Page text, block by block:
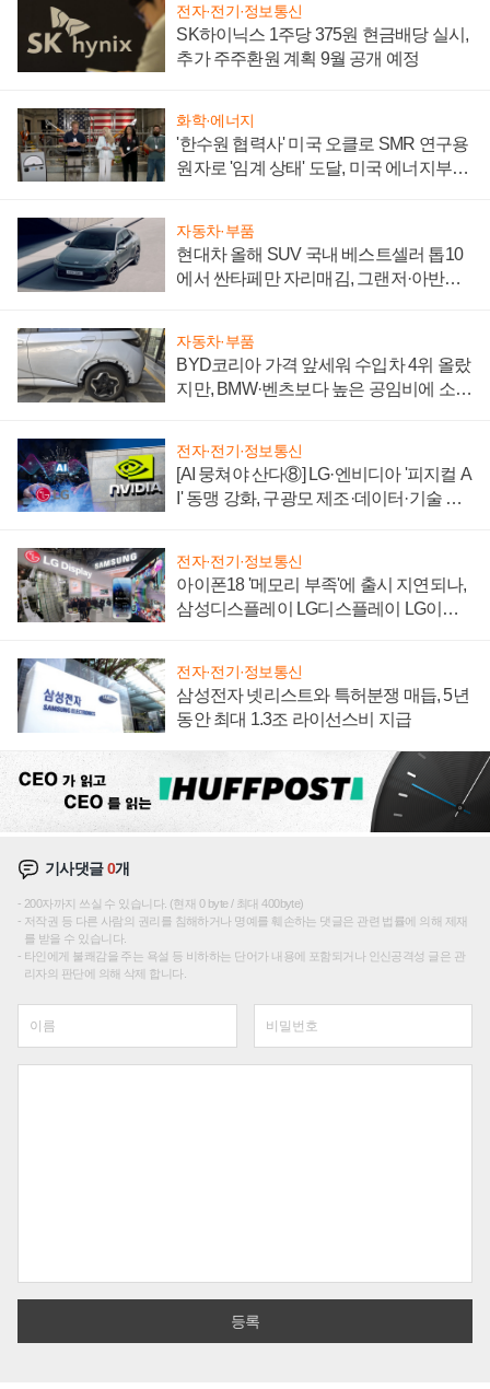
전자·전기·정보통신
SK하이닉스 1주당 375원 현금배당 실시,
추가 주주환원 계획 9월 공개 예정
화학·에너지
'한수원 협력사' 미국 오클로 SMR 연구용
원자로 '임계 상태' 도달, 미국 에너지부
자동차·부품
현대차 올해 SUV 국내 베스트셀러 톱10
에서 싼타페만 자리매김, 그랜저·아반떼
자동차·부품
BYD코리아 가격 앞세워 수입차 4위 올랐
지만, BMW·벤츠보다 높은 공임비에 소비
전자·전기·정보통신
[AI 뭉쳐야 산다⑧] LG·엔비디아 '피지컬 A
I' 동맹 강화, 구광모 제조·데이터·기술 결
전자·전기·정보통신
아이폰18 '메모리 부족'에 출시 지연되나,
삼성디스플레이 LG디스플레이 LG이노
전자·전기·정보통신
삼성전자 넷리스트와 특허분쟁 매듭, 5년
동안 최대 1.3조 라이선스비 지급
기사댓글0개
200자까지 쓰실 수 있습니다. (현재 0 byte / 최대 400byte)
저작권 등 다른 사람의 권리를 침해하거나 명예를 훼손하는 댓글은 관련 법률에 의해 제재
를 받을 수 있습니다.
타인에게 불쾌감을 주는 욕설 등 비하하는 단어가 내용에 포함되거나 인신공격성 글은 관
리자의 판단에 의해 삭제 합니다.